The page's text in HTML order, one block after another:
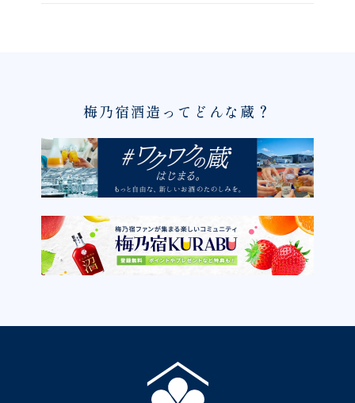
梅乃宿酒造ってどんな蔵？